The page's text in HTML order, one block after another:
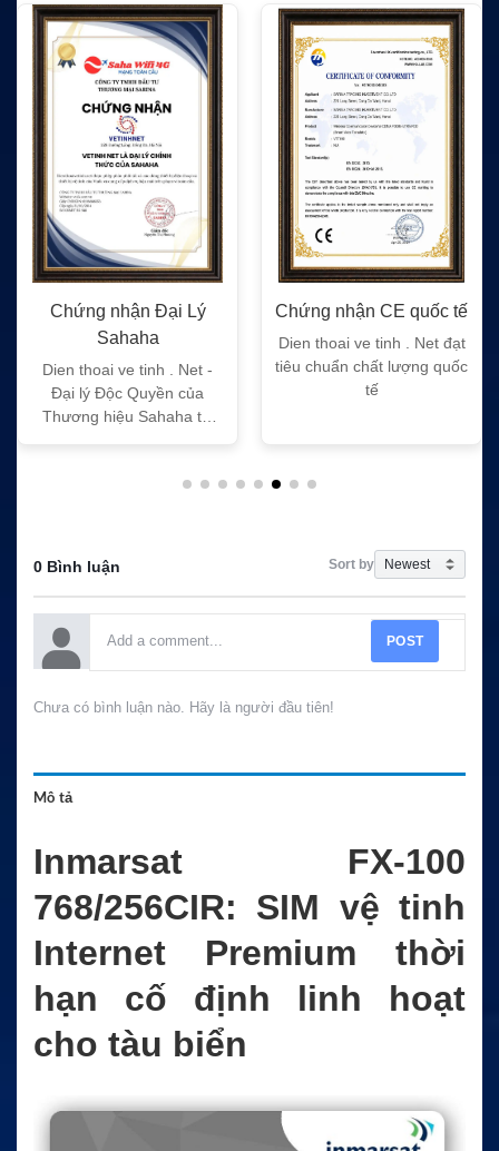
Chứng nhận Đại Lý
Sahaha
Dien thoai ve tinh . Net -
Đại lý Độc Quyền của
Thương hiệu Sahaha tại
Chứng nhận CE quốc tế
Dien thoai ve tinh . Net đạt
tiêu chuẩn chất lượng quốc
tế
0 Bình luận Sort by
POST
Chưa có bình luận nào. Hãy là người đầu tiên!
Mô tả
Inmarsat FX-100
768/256CIR: SIM vệ tinh
Internet Premium thời
hạn cố định linh hoạt
cho tàu biển